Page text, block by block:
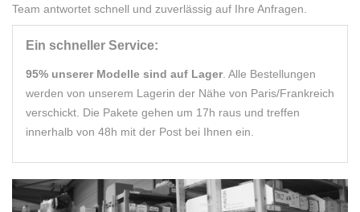
Team antwortet schnell und zuverlässig auf Ihre Anfragen.
Ein schneller Service:
95% unserer Modelle sind auf Lager. Alle Bestellungen
werden von unserem Lagerin der Nähe von Paris/Frankreich
verschickt. Die Pakete gehen um 17h raus und treffen
innerhalb von 48h mit der Post bei Ihnen ein.